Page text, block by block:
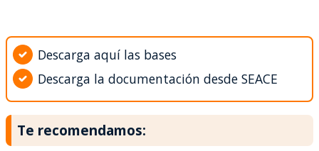
Descarga aquí las bases
Descarga la documentación desde SEACE
Te recomendamos: